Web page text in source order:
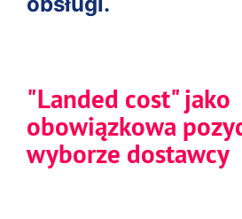
"Landed cost" jako
obowiązkowa
wyborze dostawcy